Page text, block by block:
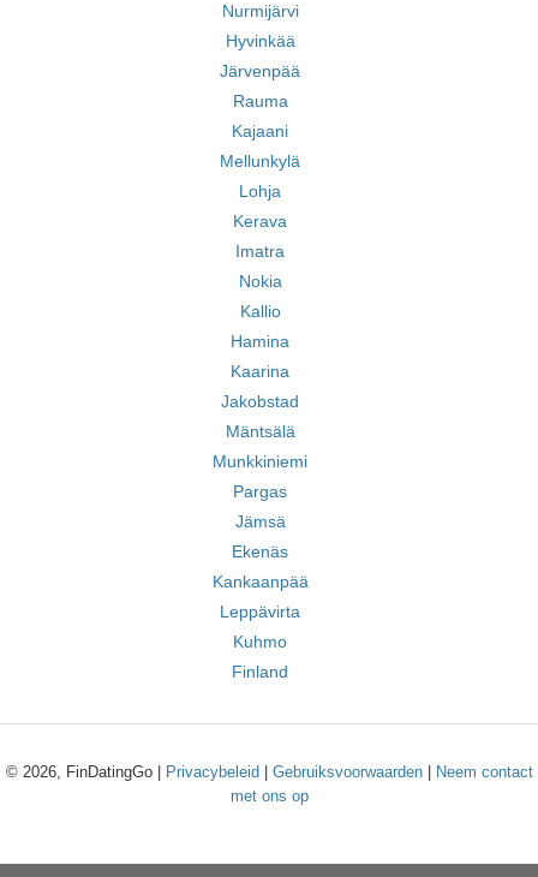
Nurmijärvi
Hyvinkää
Järvenpää
Rauma
Kajaani
Mellunkylä
Lohja
Kerava
Imatra
Nokia
Kallio
Hamina
Kaarina
Jakobstad
Mäntsälä
Munkkiniemi
Pargas
Jämsä
Ekenäs
Kankaanpää
Leppävirta
Kuhmo
Finland
© 2026, FinDatingGo | Privacybeleid Gebruiksvoorwaarden|
Neem contact
met ons op